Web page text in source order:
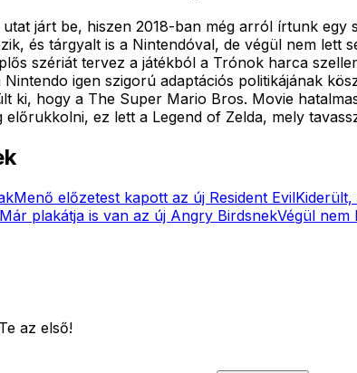
járt be, hiszen 2018-ban még arról írtunk
és tárgyalt is a Nintendóval, de végül nem lett
szériát tervez a játékból a Trónok harca
igen szigorú adaptációs politikájának
ki, hogy a The Super Mario Bros. Movie
ez lett a Legend of Zelda, mely
Menő előzetest kapott az új Resident Evil
Már plakátja is van az új Angry BirdsnekVégül nem
az első!